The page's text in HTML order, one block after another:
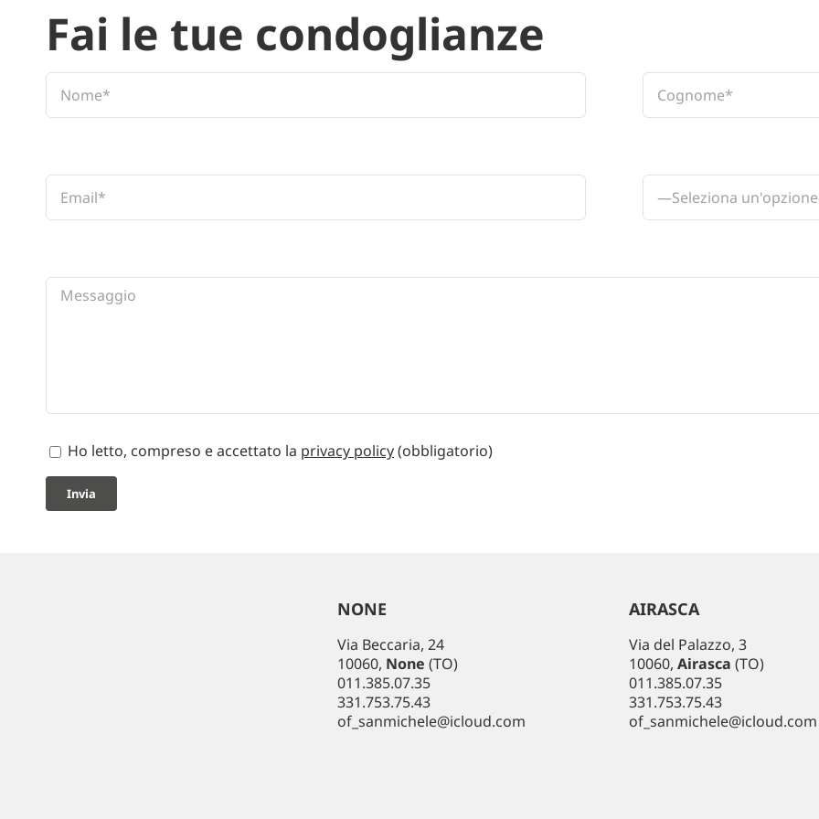
Fai le tue condoglianze
Ho letto, compreso e accettato la privacy policy(obbligatorio)
NONE
Via Beccaria, 24
10060, None (TO)
011.385.07.35
331.753.75.43
of_sanmichele@icloud.com
AIRASCA
Via del Palazzo, 3
10060, Airasca (TO)
011.385.07.35
331.753.75.43
of_sanmichele@icloud.com